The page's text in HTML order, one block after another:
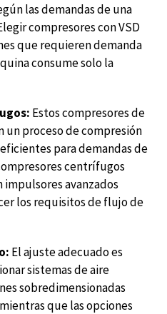
las demandas de una
compresores con VSD
que requieren demanda
consume solo la
Estos compresores de
proceso de compresión
para demandas de
centrífugos
avanzados
los requisitos de flujo de
El ajuste adecuado es
sistemas de aire
sobredimensionadas
que las opciones